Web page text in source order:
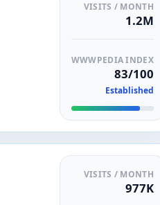
VISITS / MONTH
1.2M
WWWPEDIA INDEX
83/100
Established
VISITS / MONTH
977K